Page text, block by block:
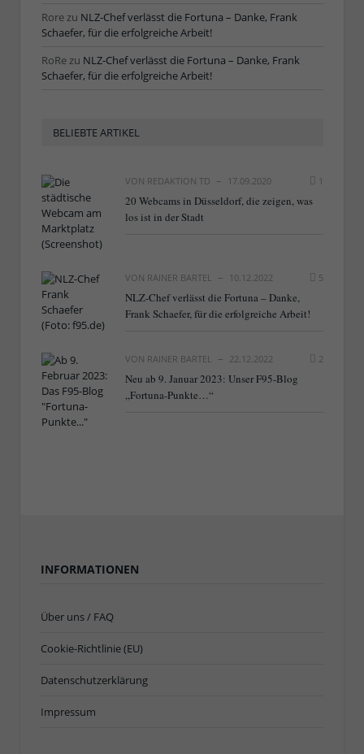
Rorezu NLZ-Chef verlässt die Fortuna – Danke, Frank
Schaefer, für die erfolgreiche Arbeit!
RoRezu NLZ-Chef verlässt die Fortuna – Danke, Frank
Schaefer, für die erfolgreiche Arbeit!
BELIEBTE ARTIKEL
VON REDAKTION TD 17.09.2020 1
20 Webcams in Düsseldorf, die zeigen, was
los ist in der Stadt
VON RAINER BARTEL 10.12.2022 5
NLZ-Chef verlässt die Fortuna – Danke,
Frank Schaefer, für die erfolgreiche Arbeit!
VON RAINER BARTEL 22.12.2022 2
Neu ab 9. Januar 2023: Unser F95-Blog
„Fortuna-Punkte…“
INFORMATIONEN
Über uns / FAQ
Cookie-Richtlinie (EU)
Datenschutzerklärung
Impressum